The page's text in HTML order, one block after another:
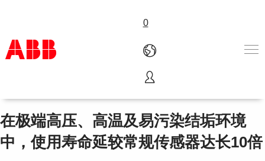
0
产品和解决方案
行业
服务
关于ABB
500 X系列模拟pH/ORP传感器
在极端高压、高温及易污染结垢环境
中，使用寿命延较常规传感器达长10倍